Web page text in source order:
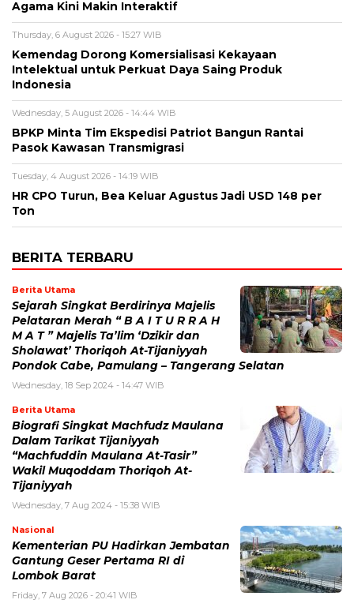
Agama Kini Makin Interaktif
Thursday, 6 August 2026 - 15:27 WIB
Kemendag Dorong Komersialisasi Kekayaan
Intelektual untuk Perkuat Daya Saing Produk
Indonesia
Wednesday, 5 August 2026 - 14:44 WIB
BPKP Minta Tim Ekspedisi Patriot Bangun Rantai
Pasok Kawasan Transmigrasi
Tuesday, 4 August 2026 - 14:19 WIB
HR CPO Turun, Bea Keluar Agustus Jadi USD 148 per
Ton
BERITA TERBARU
Berita Utama
Sejarah Singkat Berdirinya Majelis
Pelataran Merah “ B A I T U R R A H
M A T ” Majelis Ta’lim ‘Dzikir dan
Sholawat’ Thoriqoh At-Tijaniyyah
Pondok Cabe, Pamulang – Tangerang Selatan
Wednesday, 18 Sep 2024 - 14:47 WIB
Berita Utama
Biografi Singkat Machfudz Maulana
Dalam Tarikat Tijaniyyah
“Machfuddin Maulana At-Tasir”
Wakil Muqoddam Thoriqoh At-
Tijaniyyah
Wednesday, 7 Aug 2024 - 15:38 WIB
Nasional
Kementerian PU Hadirkan Jembatan
Gantung Geser Pertama RI di
Lombok Barat
Friday, 7 Aug 2026 - 20:41 WIB